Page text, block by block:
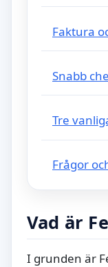
Faktura
Snabb
Tre
Frågor
Vad är
I grunden är